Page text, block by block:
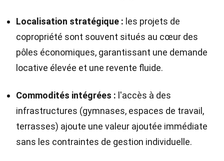
Localisation stratégique : les projets de
copropriété sont souvent situés au cœur des
pôles économiques, garantissant une demande
locative élevée et une revente fluide.
Commodités intégrées : l'accès à des
infrastructures (gymnases, espaces de travail,
terrasses) ajoute une valeur ajoutée immédiate
sans les contraintes de gestion individuelle.